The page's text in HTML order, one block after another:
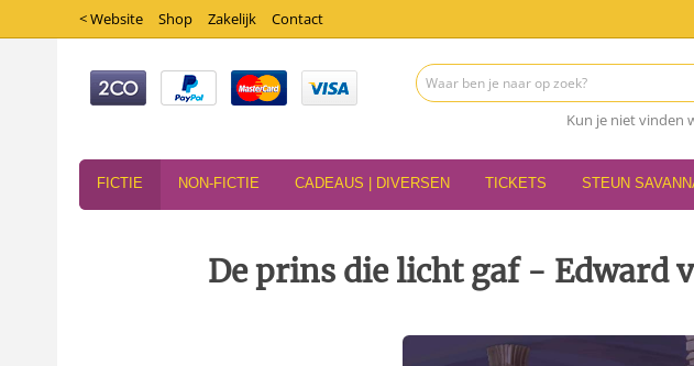
< Website Shop Zakelijk Contact
Kun je niet vinden
FICTIE NON-FICTIE CADEAUS | DIVERSEN TICKETS STEUN
De prins die licht gaf - Edward